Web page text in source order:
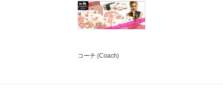
コーチ (Coach)